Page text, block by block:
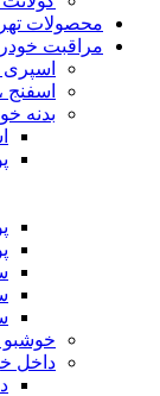
محصولات تهران
مراقبت
اسپری
بدنه
خوشبو
داخل